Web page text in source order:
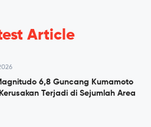
Article
6,8 Guncang Kumamoto
Terjadi di Sejumlah Area